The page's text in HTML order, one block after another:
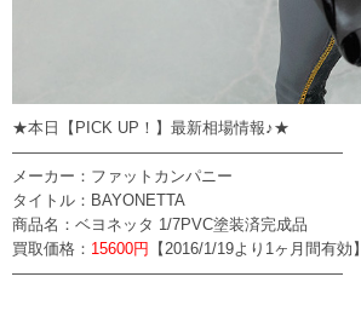
★本日【PICK UP！】最新相場情報♪★
—————————————————————
メーカー：ファットカンパニー
タイトル：BAYONETTA
商品名：ベヨネッタ 1/7PVC塗装済完成品
買取価格： 15600円
【2016/1/19より1ヶ月間有効】
—————————————————————